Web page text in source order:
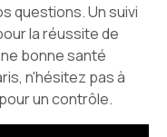
questions. Un suivi
la réussite de
bonne santé
n'hésitez pas à
un contrôle.